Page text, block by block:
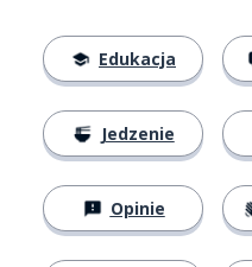
Edukacja
Jedzenie
Opinie